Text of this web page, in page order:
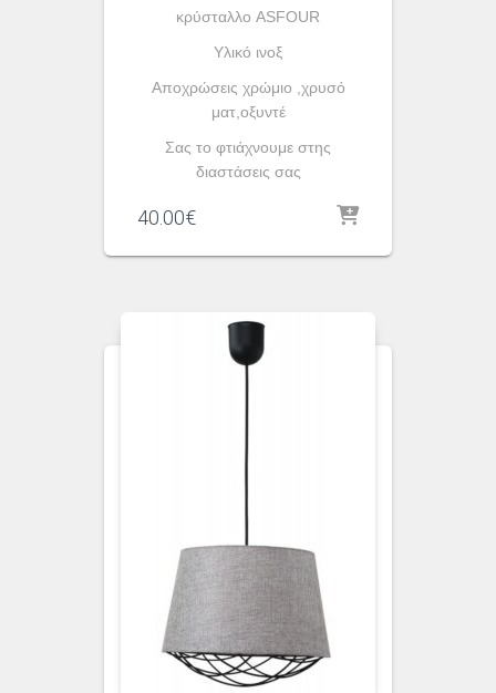
κρύσταλλο ASFOUR
Yλικό ινοξ
Αποχρώσεις χρώμιο ,χρυσό
ματ,οξυντέ
Σας το φτιάχνουμε στης
διαστάσεις σας
40.00€